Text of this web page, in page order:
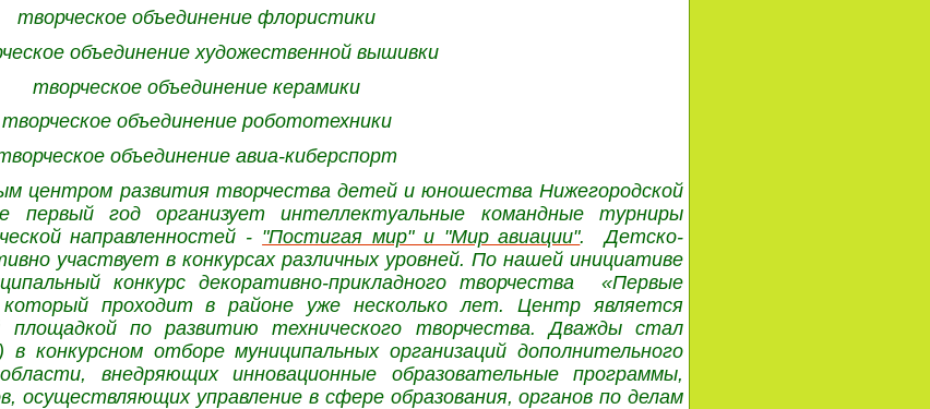
творческое объединение флористики
объединение художественной вышивки
творческое объединение керамики
творческое объединение робототехники
объединение авиа-киберспорт
центром развития творчества детей и юношества Нижегородской
год организует интеллектуальные командные турниры
направленностей - "Постигая мир" и "Мир авиации". Детско-
участвует в конкурсах различных уровней. По нашей инициативе
конкурс декоративно-прикладного творчества «Первые
проходит в районе уже несколько лет. Центр является
площадкой по развитию технического творчества. Дважды стал
конкурсном отборе муниципальных организаций дополнительного
внедряющих инновационные образовательные программы,
осуществляющих управление в сфере образования, органов по делам